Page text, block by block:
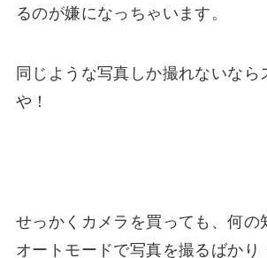
るのが嫌になっちゃいます。
同じような写真しか撮れないなら
や！
せっかくカメラを買っても、何の
オートモードで写真を撮るばかり